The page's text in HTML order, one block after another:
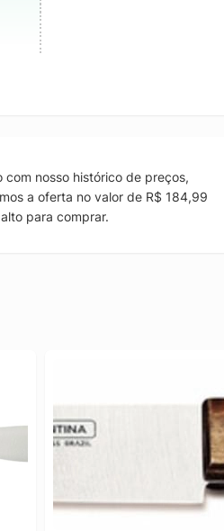
com nosso histórico de preços,
a oferta no valor de R$ 184,99
para comprar.